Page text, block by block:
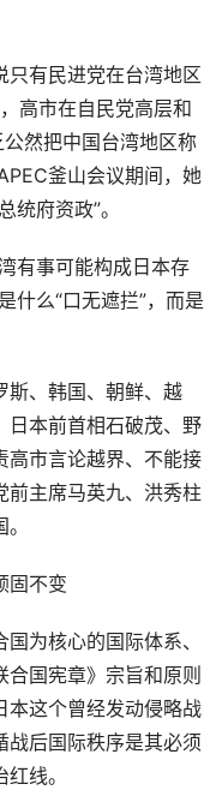
只有民进党在台湾地区
高市在自民党高层和
然把中国台湾地区称
釜山会议期间，她
统府资政”。
有事可能构成日本存
什么“口无遮拦”，而是
斯、韩国、朝鲜、越
日本前首相石破茂、野
高市言论越界、不能接
前主席马英九、洪秀柱
固不变
为核心的国际体系、
国宪章》宗旨和原则
本这个曾经发动侵略战
战后国际秩序是其必须
线。